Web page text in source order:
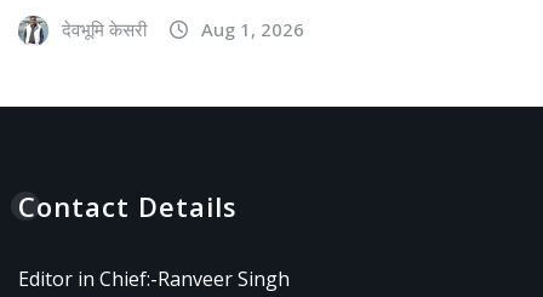
देवभूमि केसरी Aug 1, 2026
Contact Details
Editor in Chief:-Ranveer Singh